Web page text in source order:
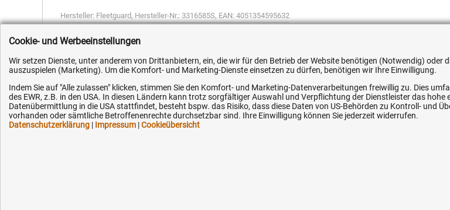
Hersteller: Fleetguard , Hersteller-Nr.: 3316585S, EAN: 4051354595632
Kundenhotline (Festnetz):
+49 (0) 5351 - 523 520
Hilfe & Service
Versandkosten
Ihre Hytec-Hydraulik
Schneller Versand, meist am
Cookie- und Werbeeinstellungen
Wir setzen Dienste, unter anderem von Drittanbietern, ein, die wir für den Betrieb der Website benötigen (Notwendig)
auszuspielen (Marketing). Um die Komfort- und Marketing-Dienste einsetzen zu dürfen, benötigen wir Ihre Einwilligung.
Indem Sie auf "Alle zulassen" klicken, stimmen Sie den Komfort- und Marketing-Datenverarbeitungen freiwillig zu. Dies
des EWR, z.B. in den USA. In diesen Ländern kann trotz sorgfältiger Auswahl und Verpflichtung der Dienstleister das
Datenübermittlung in die USA stattfindet, besteht bspw. das Risiko, dass diese Daten von US-Behörden zu Kontroll- und
vorhanden oder sämtliche Betroffenenrechte durchsetzbar sind. Ihre Einwilligung können Sie jederzeit widerrufen.
Datenschutzerklärung | Impressum |Cookieübersicht